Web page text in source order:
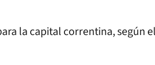
la capital correntina, según